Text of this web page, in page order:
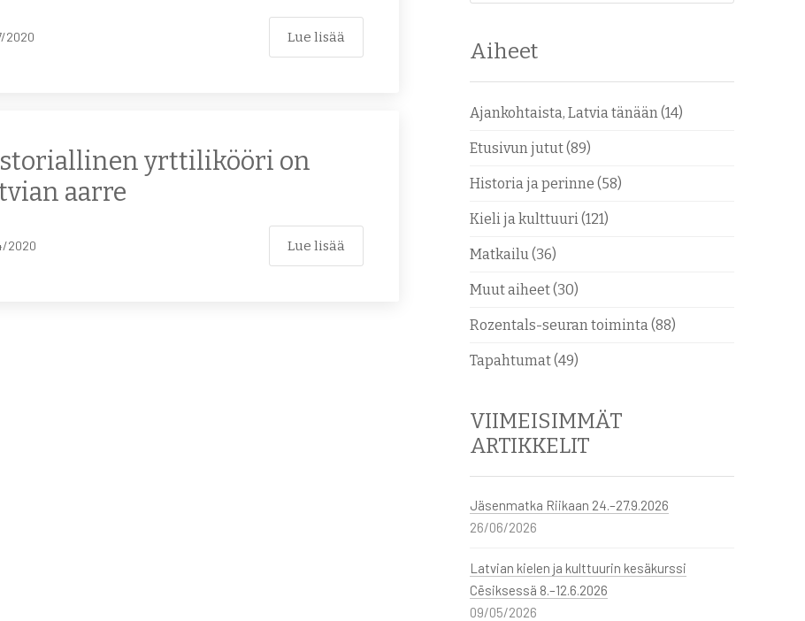
2020 Lue lisää
yrttilikööri on
aarre
2020 Lue lisää
Aiheet
Ajankohtaista, Latvia tänään (14)
Etusivun jutut(89)
Historia ja perinne (58)
Kieli ja kulttuuri (121)
Matkailu (36)
Muut aiheet(30)
Rozentals-seuran toiminta (88)
Tapahtumat(49)
VIIMEISIMMÄT
ARTIKKELIT
Jäsenmatka Riikaan 24.–27.9.2026
26/06/2026
Latvian kielen ja kulttuurin kesäkurssi
Cēsiksessä 8.–12.6.2026
09/05/2026